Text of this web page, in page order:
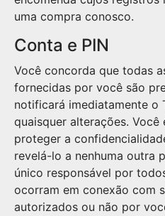
uma compra conosco.
Conta e PIN
Você concorda que todas
fornecidas por você são
notificará imediatamente o
quaisquer alterações.
proteger a
revelá-lo a nenhuma outra
único responsável por
ocorram em conexão com
autorizados ou não por